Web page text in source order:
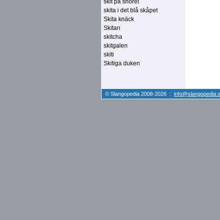
skit på snöret
skita i det blå skåpet
Skita knäck
Skitan
skitcha
skitgalen
skiti
Skitiga duken
© Slangopedia 2008-2026 :